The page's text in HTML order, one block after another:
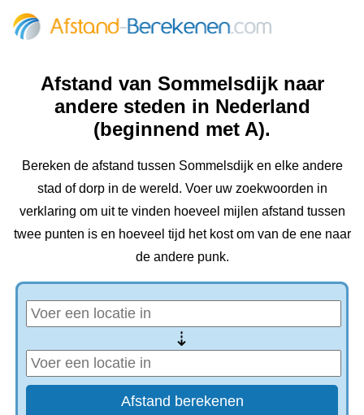
Afstand van Sommelsdijk naar
andere steden in Nederland
(beginnend met A).
Bereken de afstand tussen Sommelsdijk en elke andere
stad of dorp in de wereld. Voer uw zoekwoorden in
verklaring om uit te vinden hoeveel mijlen afstand tussen
twee punten is en hoeveel tijd het kost om van de ene naar
de andere punk.
⇢